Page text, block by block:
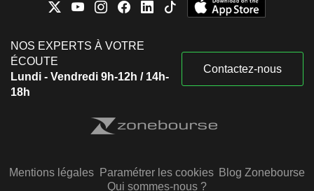
NOS EXPERTS À VOTRE
ÉCOUTE
Lundi - Vendredi 9h-12h / 14h-
18h
Contactez-nous
Mentions légales Paramétrer les cookies Blog Zonebourse
Qui sommes-nous ?